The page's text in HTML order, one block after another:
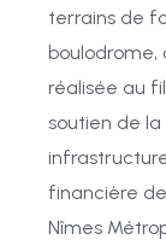
terrains de
boulodrome,
réalisée au fil
soutien de la
financière
Nîmes